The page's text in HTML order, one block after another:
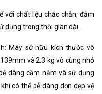
với chất liệu chắc chắn, đảm
dụng trong thời gian dài.
Máy sở hữu kích thước vô
và 2.3 kg vô cùng nhỏ
dàng cầm nắm và sử dụng
có thể dễ dàng dọn dẹp vệ